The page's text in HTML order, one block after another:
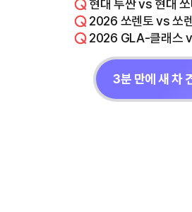
현대 투싼 vs 현대
2026 쏘렌토 vs 쏘
2026 GLA-클래스
3분 만에 새 차